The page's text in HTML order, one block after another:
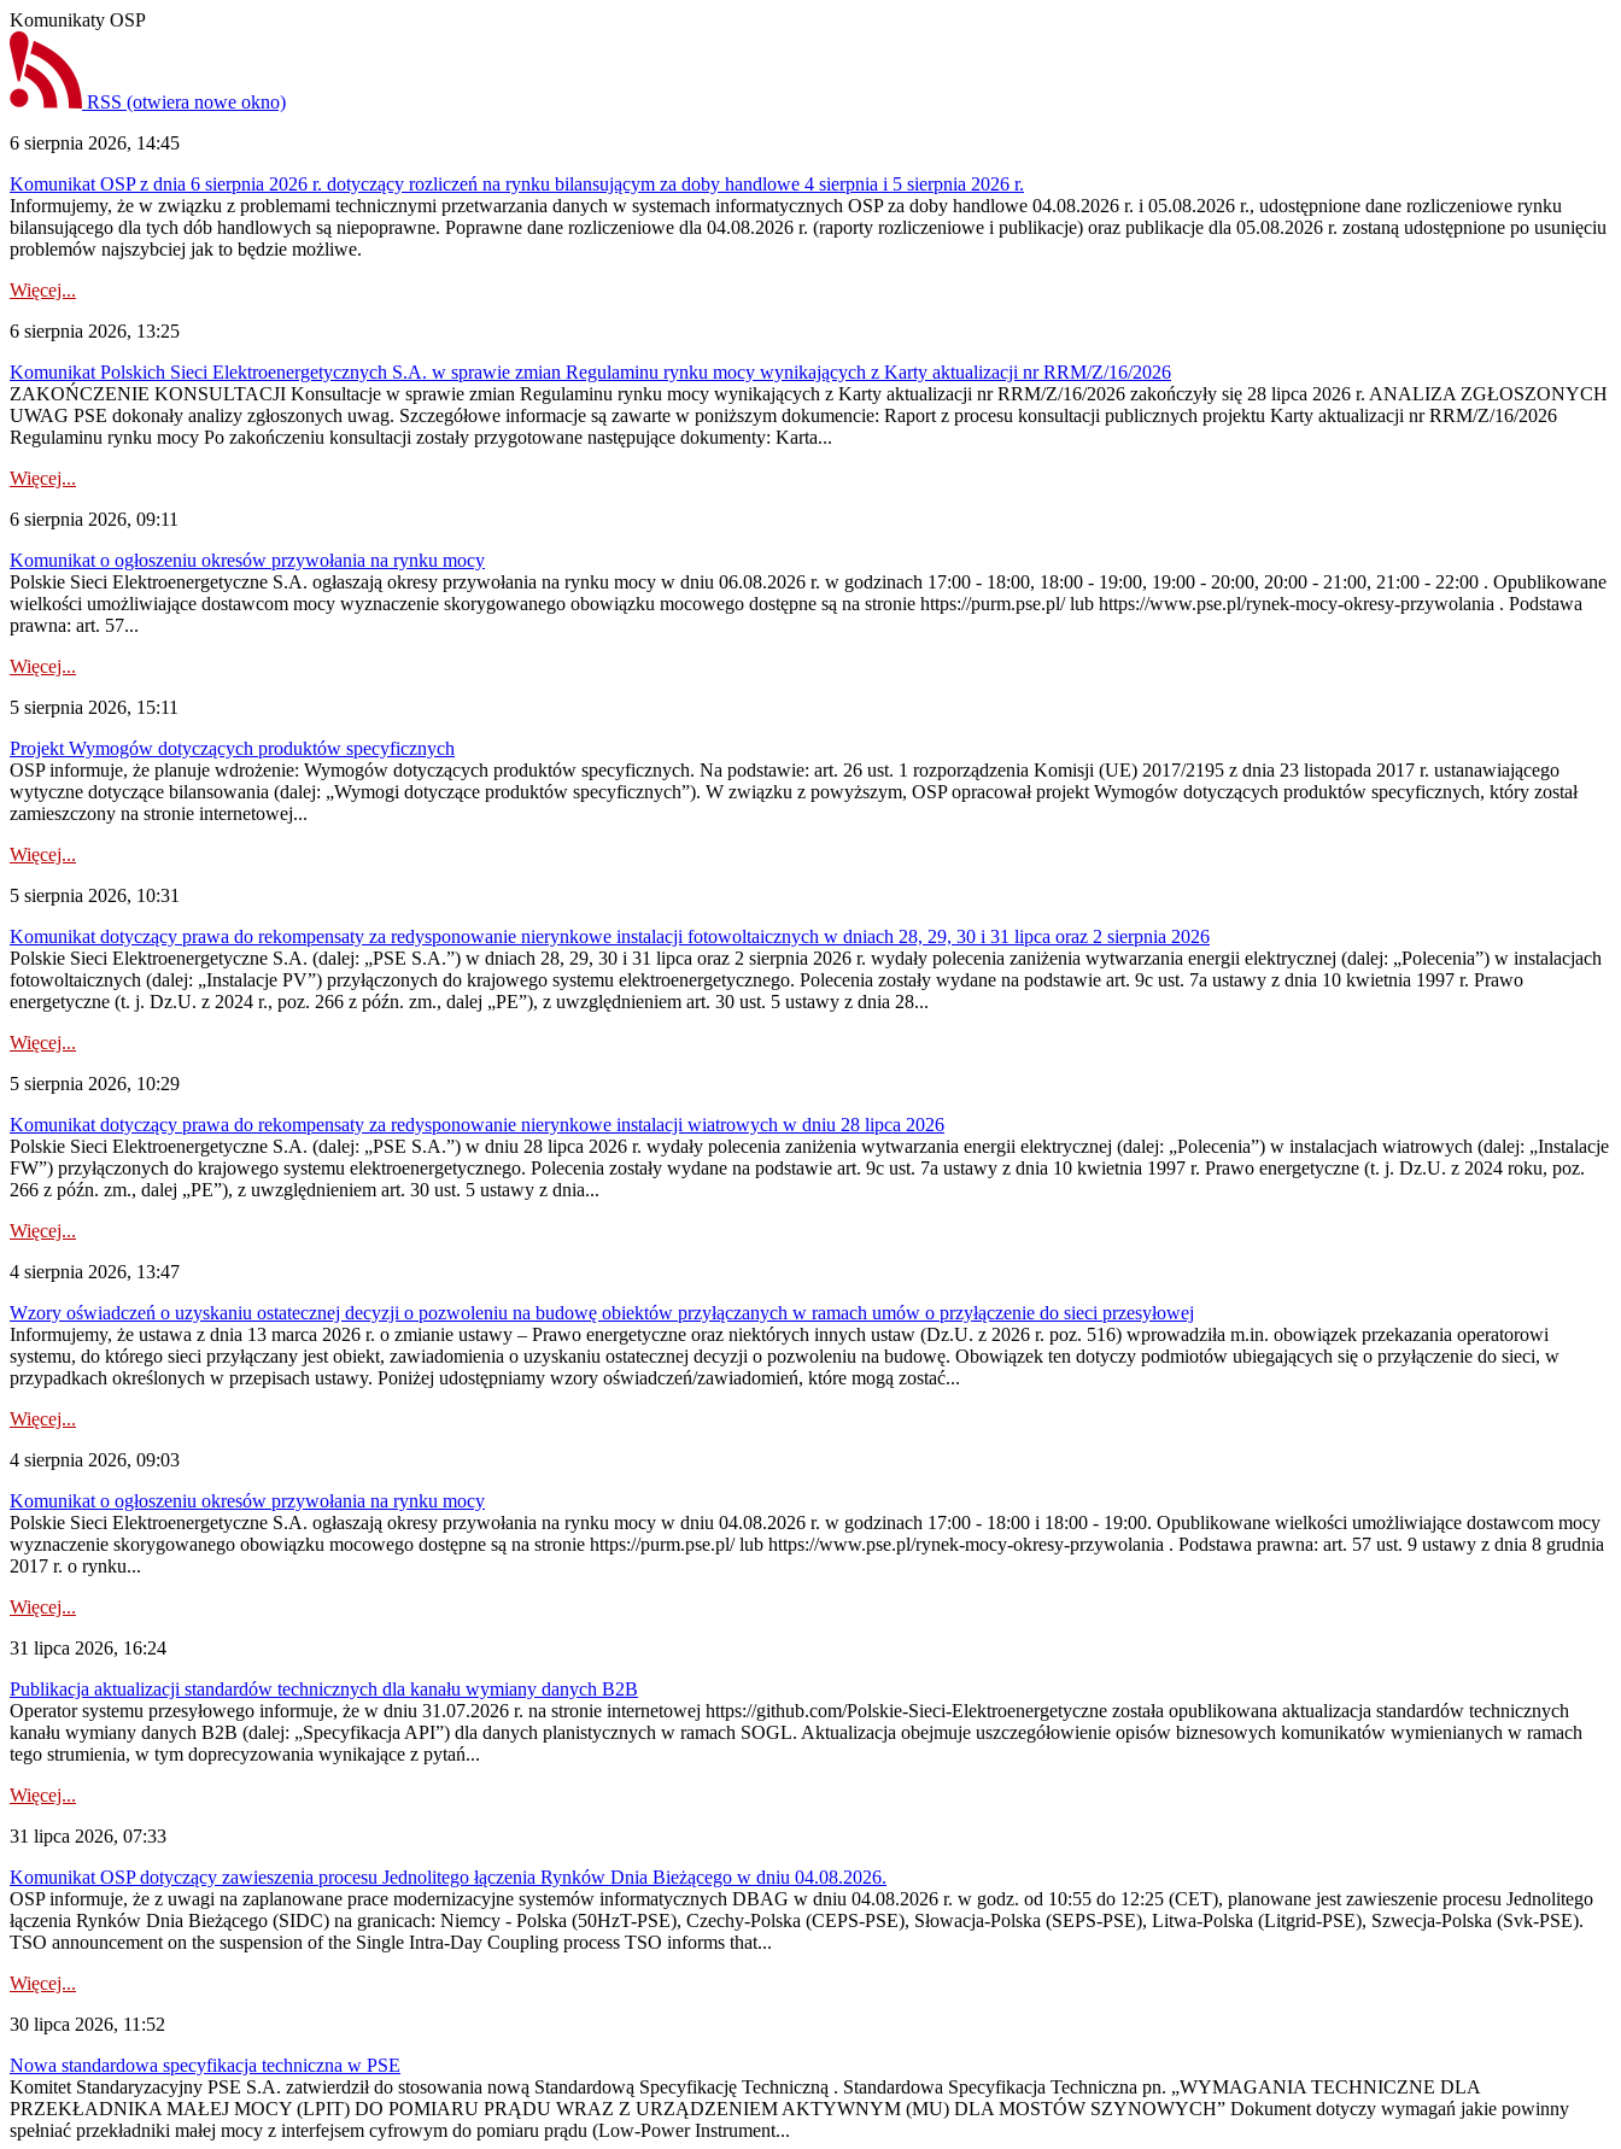
Komunikaty OSP
RSS (otwiera nowe okno)
6 sierpnia 2026, 14:45
Komunikat OSP z dnia 6 sierpnia 2026 r. dotyczący rozliczeń na rynku bilansującym za doby handlowe 4 sierpnia i 5 sierpnia 2026 r.
Informujemy, że w związku z problemami technicznymi przetwarzania danych w systemach informatycznych OSP za doby handlowe 04.08.2026 r. i 05.08.2026 r., udostępnione dane rozliczeniowe rynku
bilansującego dla tych dób handlowych są niepoprawne. Poprawne dane rozliczeniowe dla 04.08.2026 r. (raporty rozliczeniowe i publikacje) oraz publikacje dla 05.08.2026 r. zostaną udostępnione po usunięciu
problemów najszybciej jak to będzie możliwe.
Więcej...
6 sierpnia 2026, 13:25
Komunikat Polskich Sieci Elektroenergetycznych S.A. w sprawie zmian Regulaminu rynku mocy wynikających z Karty aktualizacji nr RRM/Z/16/2026
ZAKOŃCZENIE KONSULTACJI Konsultacje w sprawie zmian Regulaminu rynku mocy wynikających z Karty aktualizacji nr RRM/Z/16/2026 zakończyły się 28 lipca 2026 r. ANALIZA ZGŁOSZONYCH
UWAG PSE dokonały analizy zgłoszonych uwag. Szczegółowe informacje są zawarte w poniższym dokumencie: Raport z procesu konsultacji publicznych projektu Karty aktualizacji nr RRM/Z/16/2026
Regulaminu rynku mocy Po zakończeniu konsultacji zostały przygotowane następujące dokumenty: Karta...
Więcej...
6 sierpnia 2026, 09:11
Komunikat o ogłoszeniu okresów przywołania na rynku mocy
Polskie Sieci Elektroenergetyczne S.A. ogłaszają okresy przywołania na rynku mocy w dniu 06.08.2026 r. w godzinach 17:00 - 18:00, 18:00 - 19:00, 19:00 - 20:00, 20:00 - 21:00, 21:00 - 22:00 . Opublikowane
wielkości umożliwiające dostawcom mocy wyznaczenie skorygowanego obowiązku mocowego dostępne są na stronie https://purm.pse.pl/ lub https://www.pse.pl/rynek-mocy-okresy-przywolania . Podstawa
prawna: art. 57...
Więcej...
5 sierpnia 2026, 15:11
Projekt Wymogów dotyczących produktów specyficznych
OSP informuje, że planuje wdrożenie: Wymogów dotyczących produktów specyficznych. Na podstawie: art. 26 ust. 1 rozporządzenia Komisji (UE) 2017/2195 z dnia 23‍ listopada 2017 r. ustanawiającego
wytyczne dotyczące bilansowania (dalej: „Wymogi dotyczące produktów specyficznych”). W związku z powyższym, OSP opracował projekt Wymogów dotyczących produktów specyficznych, który został
zamieszczony na stronie internetowej...
Więcej...
5 sierpnia 2026, 10:31
Komunikat dotyczący prawa do rekompensaty za redysponowanie nierynkowe instalacji fotowoltaicznych w dniach 28, 29, 30 i 31 lipca oraz 2 sierpnia 2026
Polskie Sieci Elektroenergetyczne S.A. (dalej: „PSE S.A.”) w dniach 28, 29, 30 i 31 lipca oraz 2 sierpnia 2026 r. wydały polecenia zaniżenia wytwarzania energii elektrycznej (dalej: „Polecenia”) w instalacjach
fotowoltaicznych (dalej: „Instalacje PV”) przyłączonych do krajowego systemu elektroenergetycznego. Polecenia zostały wydane na podstawie art. 9c ust. 7a ustawy z dnia 10 kwietnia 1997 r. Prawo
energetyczne (t. j. Dz.U. z 2024 r., poz. 266 z późn. zm., dalej „PE”), z uwzględnieniem art. 30 ust. 5 ustawy z dnia 28...
Więcej...
5 sierpnia 2026, 10:29
Komunikat dotyczący prawa do rekompensaty za redysponowanie nierynkowe instalacji wiatrowych w dniu 28 lipca 2026
Polskie Sieci Elektroenergetyczne S.A. (dalej: „PSE S.A.”) w dniu 28 lipca 2026 r. wydały polecenia zaniżenia wytwarzania energii elektrycznej (dalej: „Polecenia”) w instalacjach wiatrowych (dalej: „Instalacje
FW”) przyłączonych do krajowego systemu elektroenergetycznego. Polecenia zostały wydane na podstawie art. 9c ust. 7a ustawy z dnia 10 kwietnia 1997 r. Prawo energetyczne (t. j. Dz.U. z 2024 roku, poz.
266 z późn. zm., dalej „PE”), z uwzględnieniem art. 30 ust. 5 ustawy z dnia...
Więcej...
4 sierpnia 2026, 13:47
Wzory oświadczeń o uzyskaniu ostatecznej decyzji o pozwoleniu na budowę obiektów przyłączanych w ramach umów o przyłączenie do sieci przesyłowej
Informujemy, że ustawa z dnia 13 marca 2026 r. o zmianie ustawy – Prawo energetyczne oraz niektórych innych ustaw (Dz.U. z 2026 r. poz. 516) wprowadziła m.in. obowiązek przekazania operatorowi
systemu, do którego sieci przyłączany jest obiekt, zawiadomienia o uzyskaniu ostatecznej decyzji o pozwoleniu na budowę. Obowiązek ten dotyczy podmiotów ubiegających się o przyłączenie do sieci, w
przypadkach określonych w przepisach ustawy. Poniżej udostępniamy wzory oświadczeń/zawiadomień, które mogą zostać...
Więcej...
4 sierpnia 2026, 09:03
Komunikat o ogłoszeniu okresów przywołania na rynku mocy
Polskie Sieci Elektroenergetyczne S.A. ogłaszają okresy przywołania na rynku mocy w dniu 04.08.2026 r. w godzinach 17:00 - 18:00 i 18:00 - 19:00. Opublikowane wielkości umożliwiające dostawcom mocy
wyznaczenie skorygowanego obowiązku mocowego dostępne są na stronie https://purm.pse.pl/ lub https://www.pse.pl/rynek-mocy-okresy-przywolania . Podstawa prawna: art. 57 ust. 9 ustawy z dnia 8 grudnia
2017 r. o rynku...
Więcej...
31 lipca 2026, 16:24
Publikacja aktualizacji standardów technicznych dla kanału wymiany danych B2B
Operator systemu przesyłowego informuje, że w dniu 31.07.2026 r. na stronie internetowej https://github.com/Polskie-Sieci-Elektroenergetyczne została opublikowana aktualizacja standardów technicznych
kanału wymiany danych B2B (dalej: „Specyfikacja API”) dla danych planistycznych w ramach SOGL. Aktualizacja obejmuje uszczegółowienie opisów biznesowych komunikatów wymienianych w ramach
tego strumienia, w tym doprecyzowania wynikające z pytań...
Więcej...
31 lipca 2026, 07:33
Komunikat OSP dotyczący zawieszenia procesu Jednolitego łączenia Rynków Dnia Bieżącego w dniu 04.08.2026.
OSP informuje, że z uwagi na zaplanowane prace modernizacyjne systemów informatycznych DBAG w dniu 04.08.2026 r. w godz. od 10:55 do 12:25 (CET), planowane jest zawieszenie procesu Jednolitego
łączenia Rynków Dnia Bieżącego (SIDC) na granicach: Niemcy - Polska (50HzT-PSE), Czechy-Polska (CEPS-PSE), Słowacja-Polska (SEPS-PSE), Litwa-Polska (Litgrid-PSE), Szwecja-Polska (Svk-PSE).
TSO announcement on the suspension of the Single Intra-Day Coupling process TSO informs that...
Więcej...
30 lipca 2026, 11:52
Nowa standardowa specyfikacja techniczna w PSE
Komitet Standaryzacyjny PSE S.A. zatwierdził do stosowania nową Standardową Specyfikację Techniczną . Standardowa Specyfikacja Techniczna pn. „WYMAGANIA TECHNICZNE DLA
PRZEKŁADNIKA MAŁEJ MOCY (LPIT) DO POMIARU PRĄDU WRAZ Z URZĄDZENIEM AKTYWNYM (MU) DLA MOSTÓW SZYNOWYCH” Dokument dotyczy wymagań jakie powinny
spełniać przekładniki małej mocy z interfejsem cyfrowym do pomiaru prądu (Low-Power Instrument...